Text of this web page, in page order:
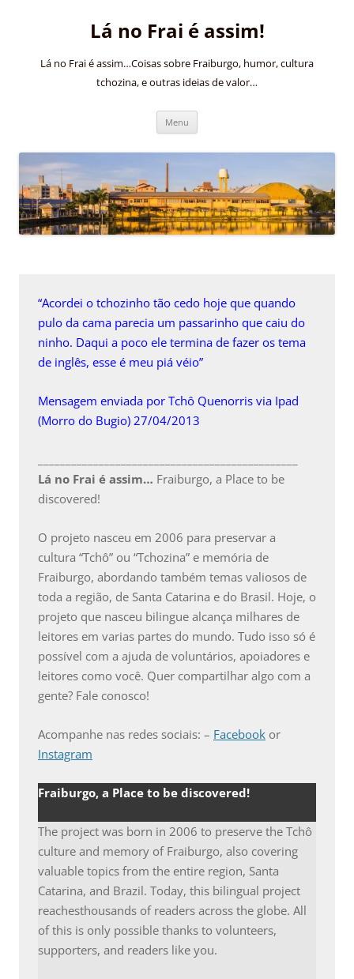
Lá no Frai é assim!
Lá no Frai é assim…Coisas sobre Fraiburgo, humor, cultura
tchozina, e outras ideias de valor…
Menu
“Acordei o tchozinho tão cedo hoje que quando
pulo da cama parecia um passarinho que caiu do
ninho. Daqui a poco ele termina de fazer os tema
de inglês, esse é meu piá véio”
Mensagem enviada por Tchô Quenorris via Ipad
(Morro do Bugio) 27/04/2013
Lá no Frai é assim… Fraiburgo, a Place to be
discovered!
O projeto nasceu em 2006 para preservar a
cultura “Tchô” ou “Tchozina” e memória de
Fraiburgo, abordando também temas valiosos de
toda a região, de Santa Catarina e do Brasil. Hoje, o
projeto que nasceu bilingue alcança milhares de
leitores em varias partes do mundo. Tudo isso só é
possível com a ajuda de voluntários, apoiadores e
leitores como você. Quer compartilhar algo com a
gente? Fale conosco!
Acompanhe nas redes sociais: – Facebook or
Instagram
Fraiburgo, a Place to be discovered!
The project was born in 2006 to preserve the Tchô
culture and memory of Fraiburgo, also covering
valuable topics from the entire region, Santa
Catarina, and Brazil. Today, this bilingual project
reachesthousands of readers across the globe. All
of this is only possible thanks to volunteers,
supporters, and readers like you.